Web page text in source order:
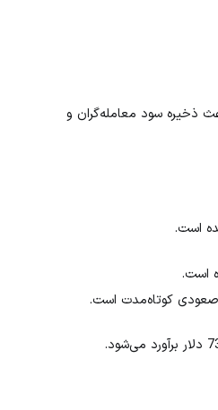
باعث ذخیره سود معامله‌گران و
است.
است.